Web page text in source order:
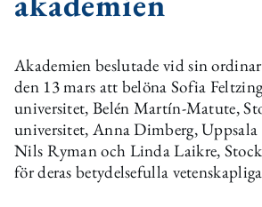
Akademien beslutade vid sin
den 13 mars att belöna Sofia
universitet, Belén Martín-Matute,
universitet, Anna Dimberg,
Nils Ryman och Linda Laikre,
för deras betydelsefulla